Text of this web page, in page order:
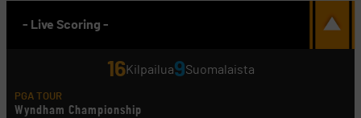
- Live Scoring -
16Kilpailua9Suomalaista
PGA TOUR
Wyndham Championship